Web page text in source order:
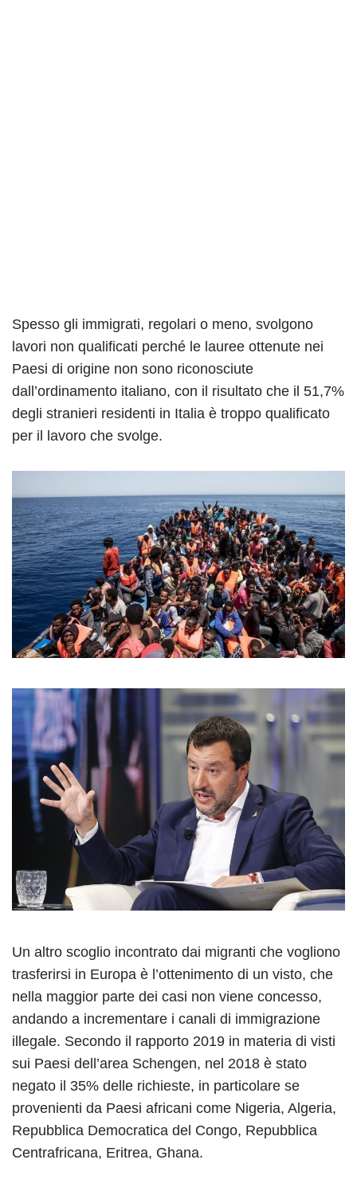
Spesso gli immigrati, regolari o meno, svolgono
lavori non qualificati perché le lauree ottenute nei
Paesi di origine non sono riconosciute
dall’ordinamento italiano, con il risultato che il 51,7%
degli stranieri residenti in Italia è troppo qualificato
per il lavoro che svolge.
Un altro scoglio incontrato dai migranti che vogliono
trasferirsi in Europa è l’ottenimento di un visto, che
nella maggior parte dei casi non viene concesso,
andando a incrementare i canali di immigrazione
illegale. Secondo il rapporto 2019 in materia di visti
sui Paesi dell’area Schengen, nel 2018 è stato
negato il 35% delle richieste, in particolare se
provenienti da Paesi africani come Nigeria, Algeria,
Repubblica Democratica del Congo, Repubblica
Centrafricana, Eritrea, Ghana.